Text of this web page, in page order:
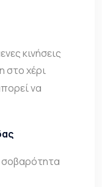
κινήσεις
στο χέρι
να